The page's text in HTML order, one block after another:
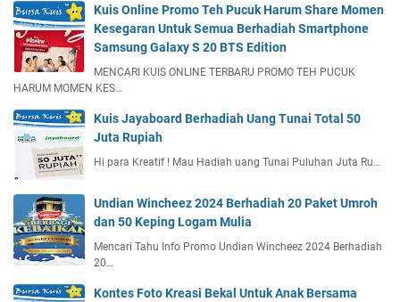
Kuis Online Promo Teh Pucuk Harum Share Momen
Kesegaran Untuk Semua Berhadiah Smartphone
Samsung Galaxy S 20 BTS Edition
MENCARI KUIS ONLINE TERBARU PROMO TEH PUCUK
HARUM MOMEN KES…
Kuis Jayaboard Berhadiah Uang Tunai Total 50
Juta Rupiah
Hi para Kreatif ! Mau Hadiah uang Tunai Puluhan Juta Ru…
Undian Wincheez 2024 Berhadiah 20 Paket Umroh
dan 50 Keping Logam Mulia
Mencari Tahu Info Promo Undian Wincheez 2024 Berhadiah
20…
Kontes Foto Kreasi Bekal Untuk Anak Bersama